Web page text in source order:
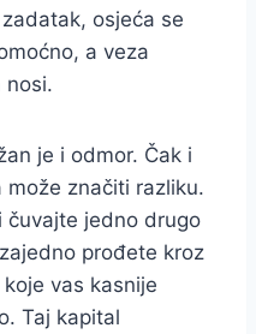
osjeća se
a veza
nosi.
je i odmor. Čak i
značiti razliku.
čuvajte jedno drugo
prođete kroz
vas kasnije
Taj kapital